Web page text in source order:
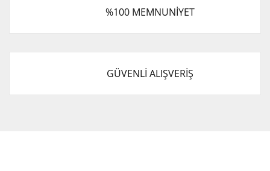
%100 MEMNUNİYET
GÜVENLİ ALIŞVERİŞ